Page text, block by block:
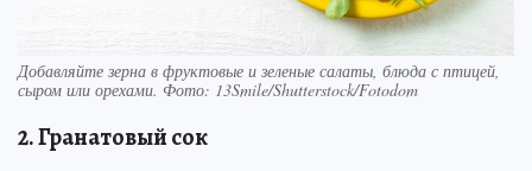
Добавляйте зерна в фруктовые и зеленые салаты, блюда с птицей,
сыром или орехами. Фото: 13Smile/Shutterstock/Fotodom
2. Гранатовый сок